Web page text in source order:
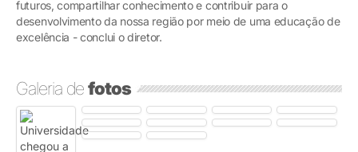
futuros, compartilhar conhecimento e contribuir para o
desenvolvimento da nossa região por meio de uma educação de
excelência - conclui o diretor.
Galeria defotos